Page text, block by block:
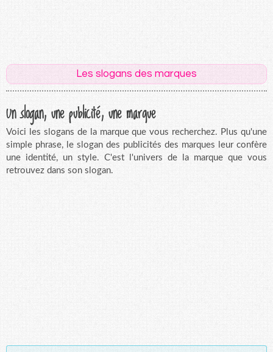
Les slogans des marques
Un slogan, une publicité, une marque
Voici les slogans de la marque que vous recherchez. Plus qu'une
simple phrase, le slogan des publicités des marques leur confère
une identité, un style. C'est l'univers de la marque que vous
retrouvez dans son slogan.